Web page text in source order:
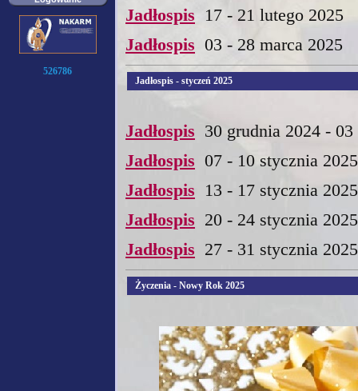
526786
Jadłospis 17 - 21 lutego 2025
Jadłospis 03 - 28 marca 2025
Jadłospis - styczeń 2025
Jadłospis 30 grudnia 2024 -
Jadłospis 07 - 10 stycznia 2025
Jadłospis 13 - 17 stycznia
Jadłospis 20 - 24 stycznia 2025
Jadłospis 27 - 31 stycznia 2025
Życzenia - Nowy Rok 2025